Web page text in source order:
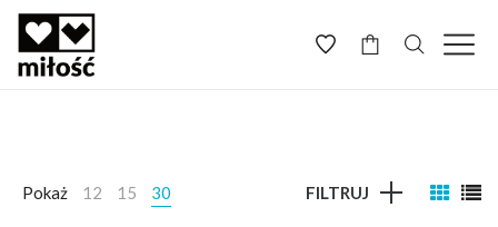
Pokaż 12 15 30 FILTRUJ